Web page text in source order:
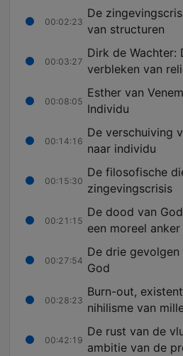
00:02:23
De
van structuren
00:03:27
Dirk de Wachter:
verbleken van
00:08:05
Esther van
Individu
00:14:16
De verschuiving
naar individu
00:15:30
De filosofische
zingevingscrisis
00:21:15
De dood van
een moreel anker
00:27:54
De drie
God
00:28:23
Burn-out,
nihilisme van
00:42:19
De rust van de
ambitie van de